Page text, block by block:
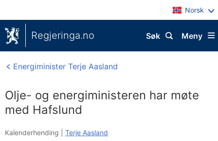
Norsk
Regjeringa.no Meny
Søk
Energiminister Terje Aasland
Olje- og energiministeren har møte
med Hafslund
Kalenderhending | Terje Aasland